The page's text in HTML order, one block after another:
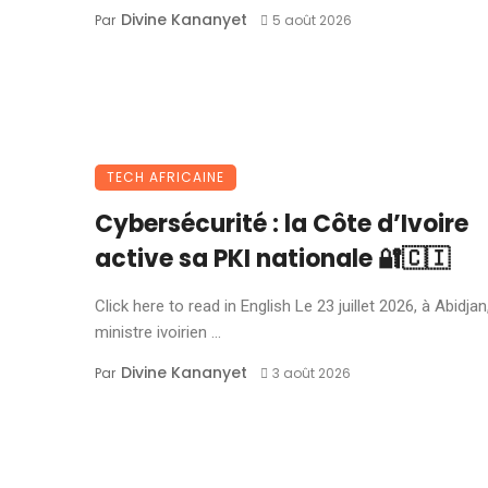
Par Divine Kananyet 5 août 2026
TECH AFRICAINE
Cybersécurité : la Côte d’Ivoire
active sa PKI nationale 🔐🇨🇮
Click here to read in English Le 23 juillet 2026, à
ministre ivoirien ...
Par Divine Kananyet 3 août 2026